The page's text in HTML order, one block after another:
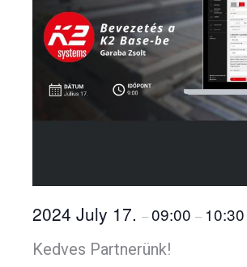
2024 July 17. –09:00 – 10:30
Kedves Partnerünk!